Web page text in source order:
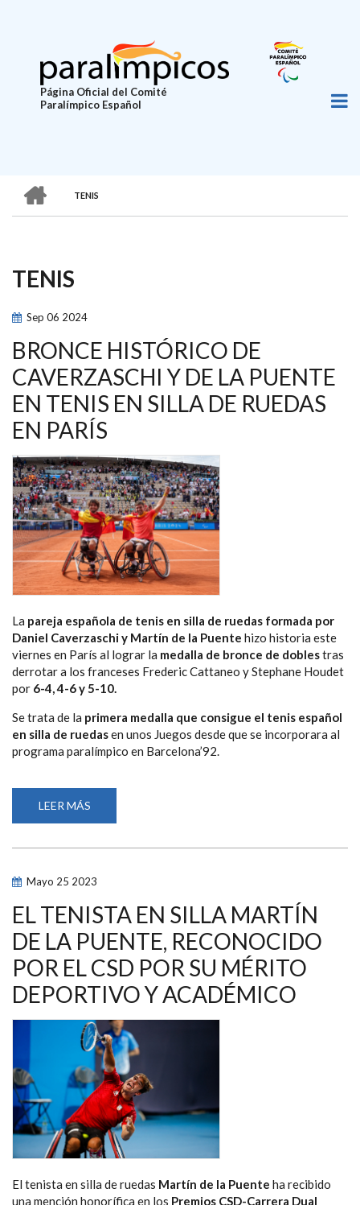
principal
Página Oficial del Comité
Paralímpico Español
SOBRESCRIBIR
DE
AYUDA
A
LA
NAVEGACIÓN
TENIS
TENIS
Sep 06 2024
BRONCE HISTÓRICO DE
CAVERZASCHI Y DE LA PUENTE
EN TENIS EN SILLA DE RUEDAS
EN PARÍS
La pareja española de tenis en silla de ruedas formada por
Daniel Caverzaschi y Martín de la Puente hizo historia este
viernes en París al lograr la medalla de bronce de doblestras
derrotar a los franceses Frederic Cattaneo y Stephane Houdet
por 6-4, 4-6 y 5-10.
Se trata de la primera medalla que consigue el tenis español
en silla de ruedasen unos Juegos desde que se incorporara al
programa paralímpico en Barcelona’92.
LEER MÁS
HISTÓRICO
CAVERZASCHI
LA
EN
TENIS
SILLA
DE
RUEDAS
EN
PARÍS
Mayo 25 2023
EL TENISTA EN SILLA MARTÍN
DE LA PUENTE, RECONOCIDO
POR EL CSD POR SU MÉRITO
DEPORTIVO Y ACADÉMICO
El tenista en silla de ruedas Martín de la Puente ha recibido
una mención honorífica en los Premios CSD-Carrera Dual